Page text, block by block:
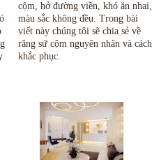
cộm, hở đường viền, khó ăn nhai,
màu sắc không đều. Trong bài
viết này chúng tôi sẽ chia sẻ về
răng sứ cộm nguyên nhân và cách
khắc phục.